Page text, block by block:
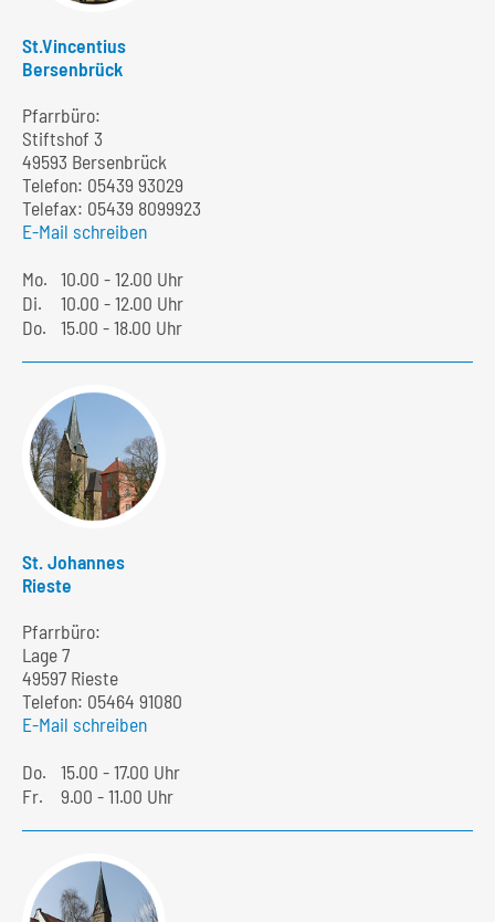
St.Vincentius
Bersenbrück
Pfarrbüro:
Stiftshof 3
49593 Bersenbrück
Telefon: 05439 93029
Telefax: 05439 8099923
E-Mail schreiben
Mo. 10.00 - 12.00 Uhr
Di.
10.00 - 12.00 Uhr
Do.
15.00 - 18.00 Uhr
St. Johannes
Rieste
Pfarrbüro:
Lage 7
49597 Rieste
Telefon: 05464 91080
E-Mail schreiben
Do.
15.00 - 17.00 Uhr
Fr.
9.00 - 11.00 Uhr